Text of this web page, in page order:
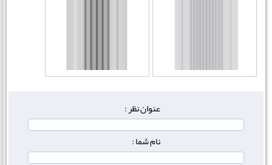
عنوان نظر :
نام شما :